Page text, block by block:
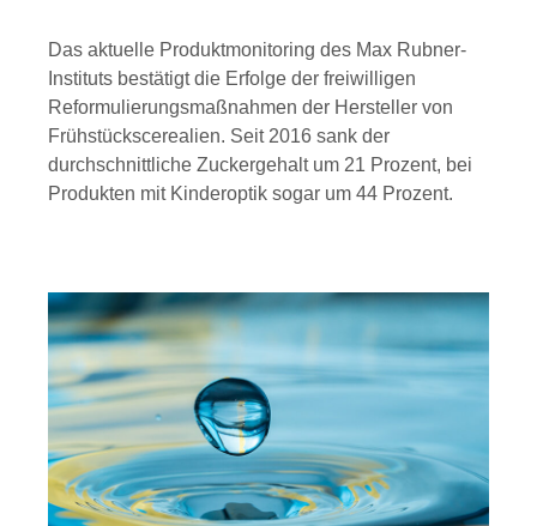
Das aktuelle Produktmonitoring des Max Rubner-
Instituts bestätigt die Erfolge der freiwilligen
Reformulierungsmaßnahmen der Hersteller von
Frühstückscerealien. Seit 2016 sank der
durchschnittliche Zuckergehalt um 21 Prozent, bei
Produkten mit Kinderoptik sogar um 44 Prozent.